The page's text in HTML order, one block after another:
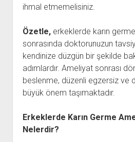
ihmal etmemelisiniz.
Özetle,erkeklerde karın
sonrasında doktorunuzun
kendinize düzgün bir şekilde
adımlardır. Ameliyat sonrası
beslenme, düzenli egzersiz ve
büyük önem taşımaktadır.
Erkeklerde Karın Germe
Nelerdir?